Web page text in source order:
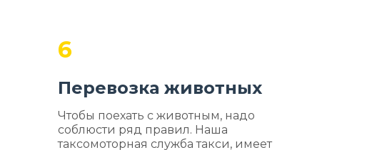
6
Перевозка животных
Чтобы поехать с животным, надо
соблюсти ряд правил. Наша
таксомоторная служба такси, имеет